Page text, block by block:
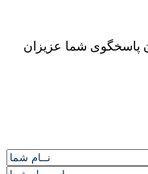
پاسخگوی شما عزیزان